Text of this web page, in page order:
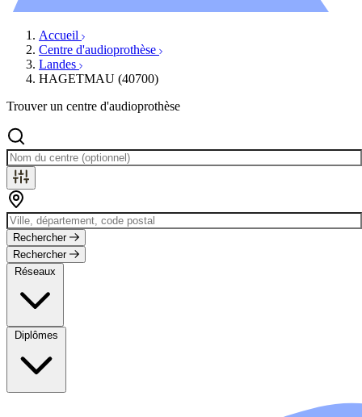
Accueil
Centre d'audioprothèse
Landes
HAGETMAU (40700)
Trouver un centre d'audioprothèse
Rechercher
Rechercher
Réseaux
Diplômes